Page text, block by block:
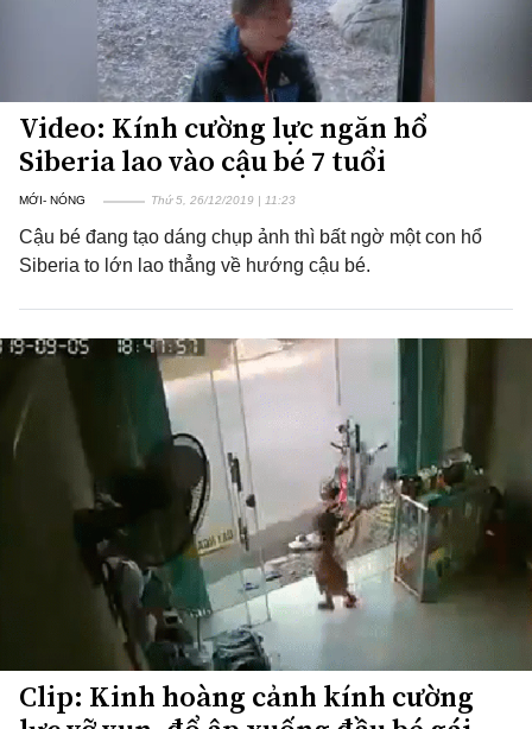
Video: Kính cường lực ngăn hổ
Siberia lao vào cậu bé 7 tuổi
MỚI- NÓNG Thứ 5, 26/12/2019 | 11:23
Cậu bé đang tạo dáng chụp ảnh thì bất ngờ một con hổ
Siberia to lớn lao thẳng về hướng cậu bé.
Clip: Kinh hoàng cảnh kính cường